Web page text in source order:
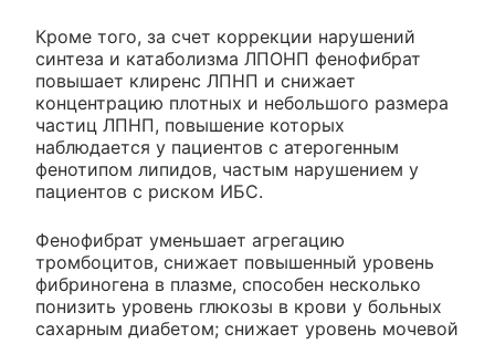
Кроме того, за счет коррекции нарушений
синтеза и катаболизма ЛПОНП фенофибрат
повышает клиренс ЛПНП и снижает
концентрацию плотных и небольшого размера
частиц ЛПНП, повышение которых
наблюдается у пациентов с атерогенным
фенотипом липидов, частым нарушением у
пациентов с риском ИБС.
Фенофибрат уменьшает агрегацию
тромбоцитов, снижает повышенный уровень
фибриногена в плазме, способен несколько
понизить уровень глюкозы в крови у больных
сахарным диабетом; снижает уровень мочевой